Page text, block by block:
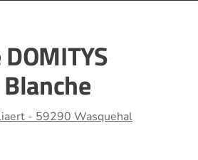
- 59290 Wasquehal